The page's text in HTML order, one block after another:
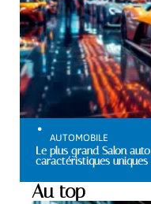
AUTOMOBILE
Le plus grand Salon
caractéristiques uniques
Au top